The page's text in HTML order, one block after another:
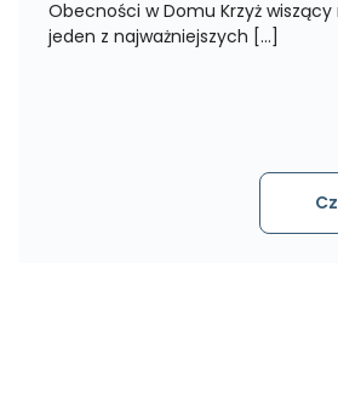
Obecności w Domu Krzyż
jeden z najważniejszych […]